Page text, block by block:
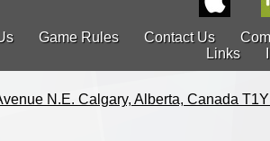
Game Rules Contact Us
Links
N.E. Calgary, Alberta, Canada